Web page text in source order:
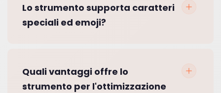
Lo strumento supporta caratteri
speciali ed emoji?
Quali vantaggi offre lo
strumento per l'ottimizzazione